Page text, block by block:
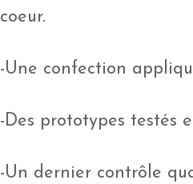
coeur.
-Une confection
-Des prototypes testés
-Un dernier contrôle